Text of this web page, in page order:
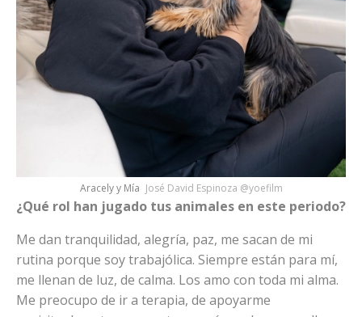
Aracely y Mía José David Espinoza @yoefilm
¿Qué rol han jugado tus animales en este periodo?
Me dan tranquilidad, alegría, paz, me sacan de mi
rutina porque soy trabajólica. Siempre están para mí,
me llenan de luz, de calma. Los amo con toda mi alma.
Me preocupo de ir a terapia, de apoyarme